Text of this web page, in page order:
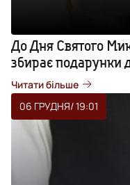
До Дня Святого
збирає подарунки
Читати більше
06 ГРУДНЯ/ 19:01